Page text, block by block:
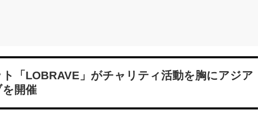
「LOBRAVE」がチャリティ活動を胸にアジア
開催